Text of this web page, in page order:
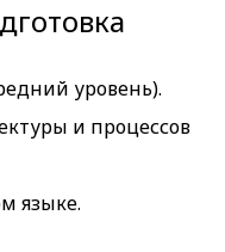
уровень).
и процессов
языке.